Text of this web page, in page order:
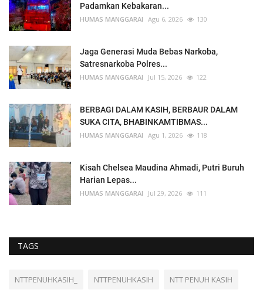
Padamkan Kebakaran...
HUMAS MANGGARAI Agu 6, 2026 130
Jaga Generasi Muda Bebas Narkoba,
Satresnarkoba Polres...
HUMAS MANGGARAI Jul 15, 2026 122
BERBAGI DALAM KASIH, BERBAUR DALAM
SUKA CITA, BHABINKAMTIBMAS...
HUMAS MANGGARAI Agu 1, 2026 118
Kisah Chelsea Maudina Ahmadi, Putri Buruh
Harian Lepas...
HUMAS MANGGARAI Jul 29, 2026 111
TAGS
NTTPENUHKASIH_ NTTPENUHKASIH NTT PENUH KASIH